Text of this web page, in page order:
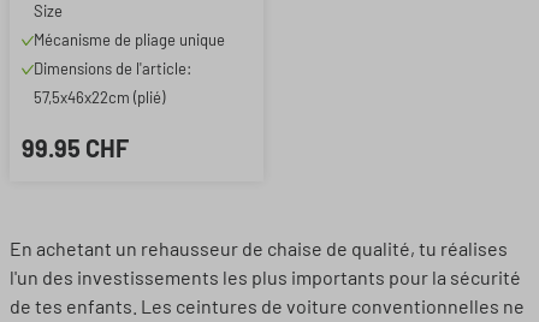
Size
Mécanisme de pliage unique
Dimensions de l'article:
57,5x46x22cm (plié)
99.95 CHF
En achetant un rehausseur de chaise de qualité, tu réalises
l'un des investissements les plus importants pour la sécurité
de tes enfants. Les ceintures de voiture conventionnelles ne